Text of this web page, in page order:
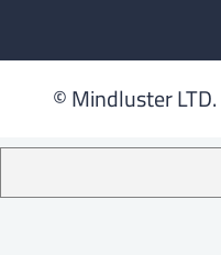
Mindluster LTD.